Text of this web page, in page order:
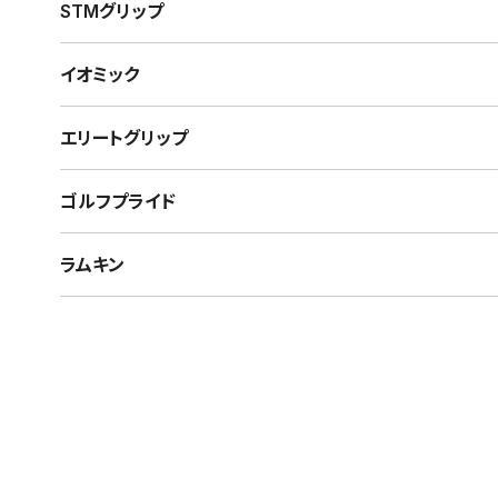
STMグリップ
イオミック
エリートグリップ
ゴルフプライド
ラムキン